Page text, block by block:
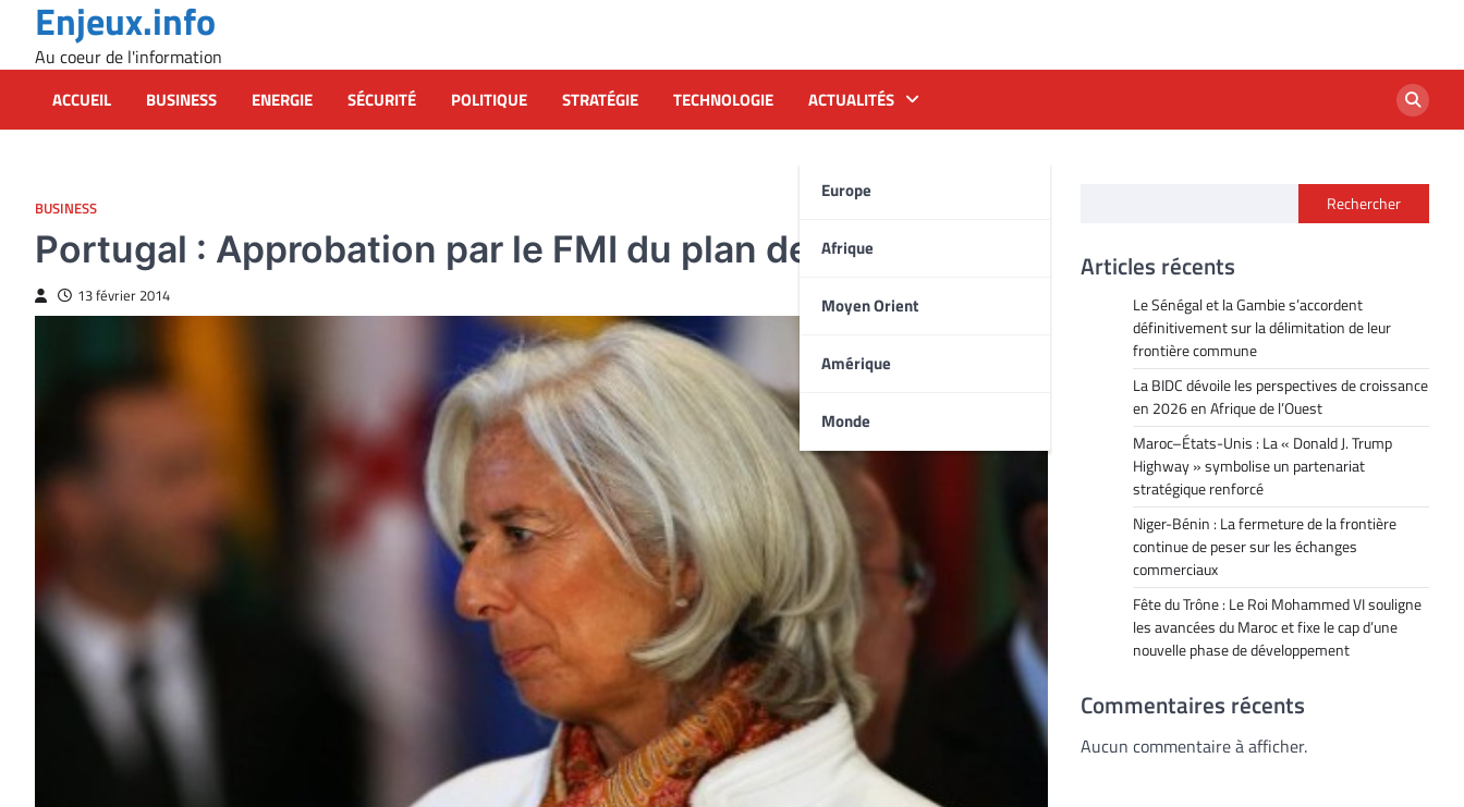
content
Enjeux.info
Au coeur de l'information
ACCUEIL BUSINESS ENERGIE SÉCURITÉ POLITIQUE STRATÉGIE TECHNOLOGIE ACTUALITÉS
Europe
Afrique
Moyen Orient
Amérique
Monde
BUSINESS
Portugal : Approbation par le FMI du plan de sauvetage
13 février 2014
Rechercher
Articles récents
Le Sénégal et la Gambie s’accordent
définitivement sur la délimitation de leur
frontière commune
La BIDC dévoile les perspectives de croissance
en 2026 en Afrique de l’Ouest
Maroc–États-Unis : La « Donald J. Trump
Highway » symbolise un partenariat
stratégique renforcé
Niger-Bénin : La fermeture de la frontière
continue de peser sur les échanges
commerciaux
Fête du Trône : Le Roi Mohammed VI souligne
les avancées du Maroc et fixe le cap d’une
nouvelle phase de développement
Commentaires récents
Aucun commentaire à afficher.